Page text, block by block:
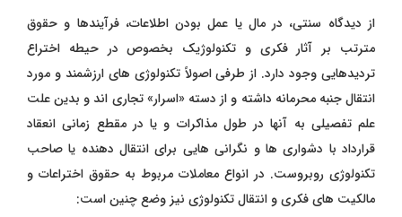
از دیدگاه سنتی، در مال یا عمل بودن اطلاعات، فرآیندها و حقوق
مترتب بر آثار فکری و تکنولوژیک بخصوص در حیطه اختراع
تردیدهایی وجود دارد. از طرفی اصولاً تکنولوژی های ارزشمند و مورد
انتقال جنبه محرمانه داشته و از دسته «اسرار» تجاری اند و بدین علت
علم تفصیلی به آنها در طول مذاکرات و یا در مقطع زمانی انعقاد
قرارداد با دشواری ها و نگرانی هایی برای انتقال دهنده یا صاحب
تکنولوژی روبروست. در انواع معاملات مربوط به حقوق اختراعات و
مالکیت های فکری و انتقال تکنولوژی نیز وضع چنین است: